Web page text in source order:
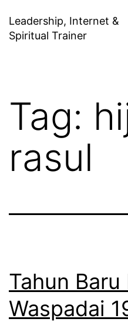
to
Leadership, Internet &
Spiritual Trainer
Tag:
rasul
Tahun
Waspadai